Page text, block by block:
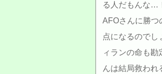
る人だもんな…
AFOさんに勝つ
点になるのでし
ィランの命も
んは結局救われ